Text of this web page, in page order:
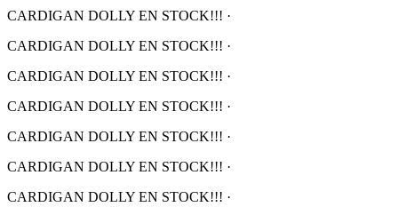
CARDIGAN DOLLY EN STOCK!!! ·
CARDIGAN DOLLY EN STOCK!!! ·
CARDIGAN DOLLY EN STOCK!!! ·
CARDIGAN DOLLY EN STOCK!!! ·
CARDIGAN DOLLY EN STOCK!!! ·
CARDIGAN DOLLY EN STOCK!!! ·
CARDIGAN DOLLY EN STOCK!!! ·